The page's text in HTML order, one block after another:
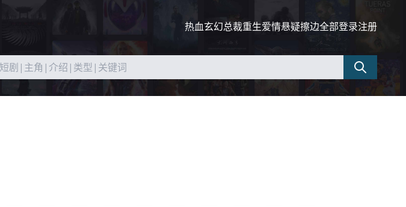
热血玄幻总裁重生爱情悬疑擦边全部登录注册